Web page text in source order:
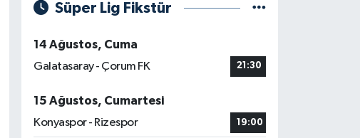
Süper Lig Fikstür
14 Ağustos, Cuma
Galatasaray - Çorum FK
21:30
15 Ağustos, Cumartesi
Konyaspor - Rizespor
19:00